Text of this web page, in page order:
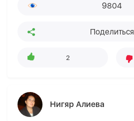
9804
Поделиться
2
Нигяр Алиева